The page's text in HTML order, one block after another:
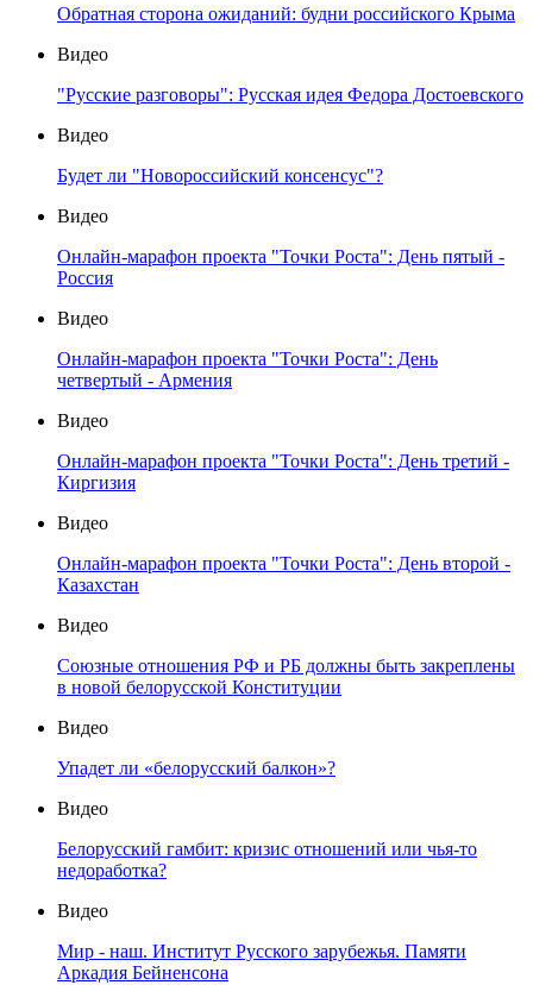
Обратная сторона ожиданий: будни российского Крыма
Видео
"Русские разговоры": Русская идея Федора Достоевского
Видео
Будет ли "Новороссийский консенсус"?
Видео
Онлайн-марафон проекта "Точки Роста": День пятый -
Россия
Видео
Онлайн-марафон проекта "Точки Роста": День
четвертый - Армения
Видео
Онлайн-марафон проекта "Точки Роста": День третий -
Киргизия
Видео
Онлайн-марафон проекта "Точки Роста": День второй -
Казахстан
Видео
Союзные отношения РФ и РБ должны быть закреплены
в новой белорусской Конституции
Видео
Упадет ли «белорусский балкон»?
Видео
Белорусский гамбит: кризис отношений или чья-то
недоработка?
Видео
Мир - наш. Институт Русского зарубежья. Памяти
Аркадия Бейненсона